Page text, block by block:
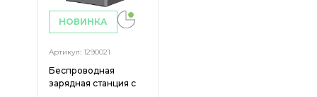
НОВИНКА
Артикул: 1290021
Беспроводная
зарядная станция с